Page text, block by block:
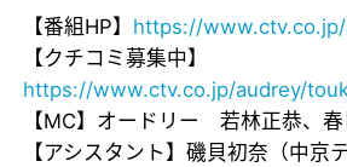
【番組HP】 https://
【クチコミ募集中】
https://www.ctv.co.jp/audrey/
【MC】オードリー 若林正恭、春
【アシスタント】磯貝初奈（中京